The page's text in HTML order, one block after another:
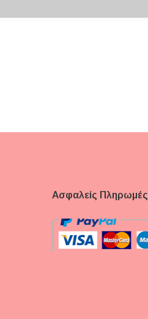
Ασφαλείς Πληρωμές